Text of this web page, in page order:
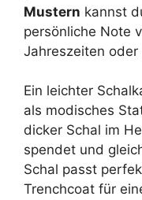
Mustern kannst
persönliche Note
Jahreszeiten
Ein leichter
als modisches
dicker Schal im
spendet und
Schal passt
Trenchcoat für